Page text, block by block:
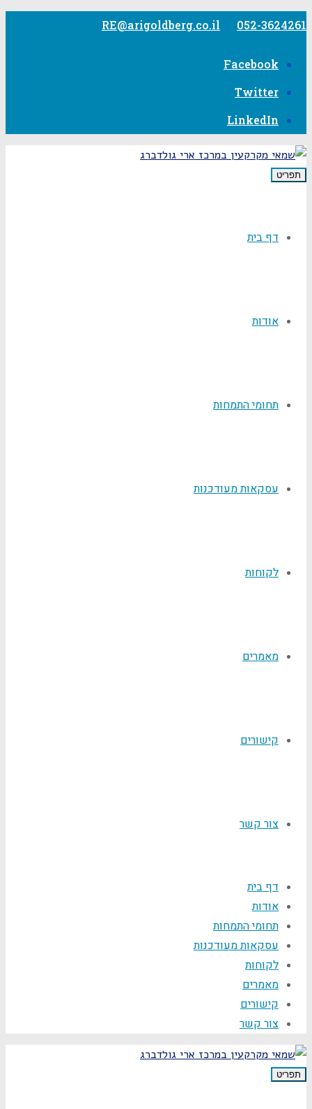
לתוכן
052-3624261
RE@arigoldberg.co.il
Facebook
Twitter
LinkedIn
תפריט
דף בית
אודות
תחומי התמחות
עסקאות מעודכנות
לקוחות
מאמרים
קישורים
צור קשר
דף בית
אודות
תחומי התמחות
עסקאות מעודכנות
לקוחות
מאמרים
קישורים
צור קשר
תפריט